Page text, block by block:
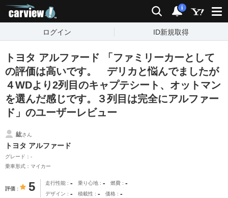
検索 通知
i
ログイン ID新規取得
トヨタ アルファード 「ファミリーカーとして
の評価は高いです。 デリカと悩んでましたが
４WDより2列目のキャプテシート、オットマン
を選んだ感じです。３列目は完全にアルファー
ド」のユーザーレビュー
紘さん
トヨタ アルファード
グレード：-
乗車形式：マイカー
評価 5 走行性能 - 乗り心地 - 燃費 -
デザイン - 積載性 - 価格 -